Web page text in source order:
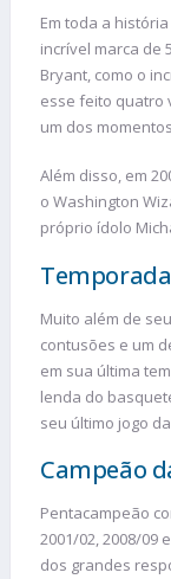
Em toda a
incrível marca de
Bryant, como o
esse feito quatro
um dos
Além disso, em
o Washington
próprio ídolo
Muito além de
contusões e um
em sua última
lenda do
seu último jogo
Campeão
Pentacampeão
2001/02, 2008/09
dos grandes